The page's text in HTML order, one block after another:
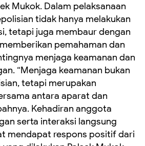
Mukok. Dalam pelaksanaan
tidak hanya melakukan
tetapi juga membaur dengan
pemahaman dan
menjaga keamanan dan
“Menjaga keamanan bukan
tetapi merupakan
antara aparat dan
Kehadiran anggota
serta interaksi langsung
mendapat respons positif dari